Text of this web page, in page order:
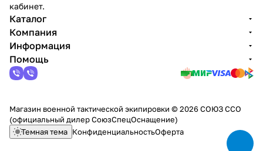
кабинет.
Каталог
Компания
Информация
Помощь
Магазин военной тактической экипировки © 2026 СОЮЗ ССО
(официальный дилер СоюзСпецОснащение)
Темная тема КонфиденциальностьОферта